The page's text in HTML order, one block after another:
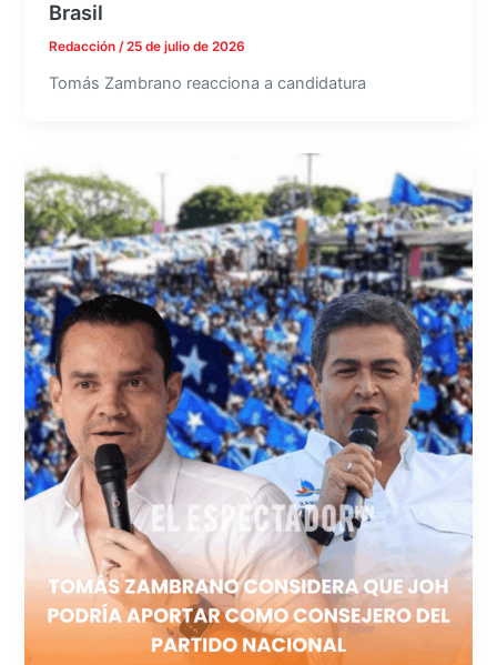
Brasil
Redacción/25 de julio de 2026
Tomás Zambrano reacciona a candidatura